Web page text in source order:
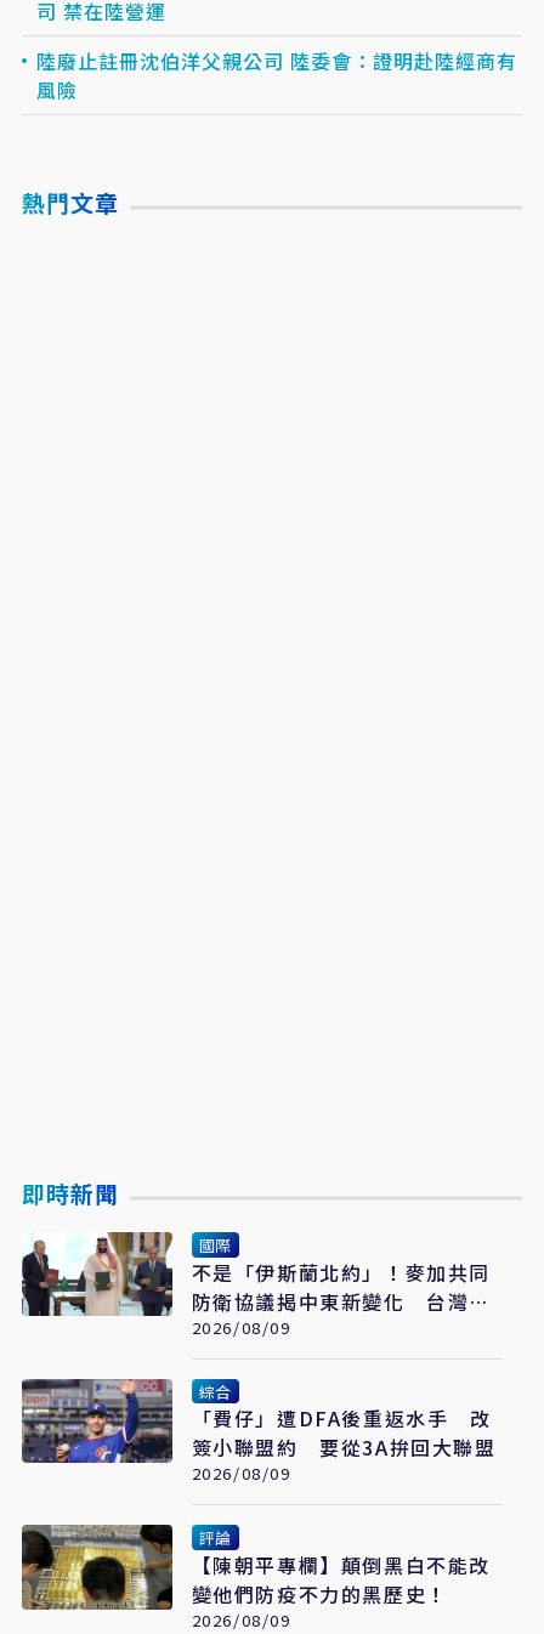
司 禁在陸營運
陸廢止註冊沈伯洋父親公司 陸委會：證明赴陸經商有
風險
熱門文章
即時新聞
國際
不是「伊斯蘭北約」！麥加共同
防衛協議揭中東新變化 台灣該
看懂「多層次安全」
2026/08/09
綜合
「費仔」遭DFA後重返水手 改
簽小聯盟約 要從3A拚回大聯盟
2026/08/09
評論
【陳朝平專欄】顛倒黑白不能改
變他們防疫不力的黑歷史！
2026/08/09